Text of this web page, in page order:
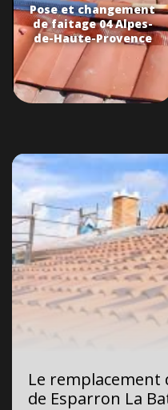
Pose et changement
de faitage 04 Alpes-
de-Haute-Provence
Le remplacement
de Esparron La